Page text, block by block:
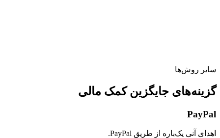
سایر روش‌ها
گزینه‌های جایگزین کمک مالی
PayPal
اهدای آنی یک‌باره از طریق PayPal.